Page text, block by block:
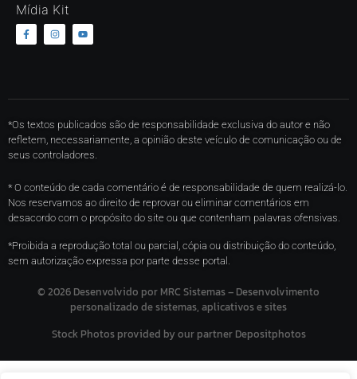
Mídia Kit
*Os textos publicados são de responsabilidade exclusiva do autor e não
refletem, necessariamente, a opinião deste veículo de comunicação ou de
seus controladores.
* O conteúdo de cada comentário é de responsabilidade de quem realizá-lo.
Nos reservamos ao direito de reprovar ou eliminar comentários em
desacordo com o propósito do site ou que contenham palavras ofensivas.
*Proibida a reprodução total ou parcial, cópia ou distribuição do conteúdo,
sem autorização expressa por parte desse portal.
© 2026 Desenvolvido por MRC Sistemas – Desenvolvimento
personalizado de sistemas, aplicativos e sites
Stock Photos provided by our partner Depositphotos